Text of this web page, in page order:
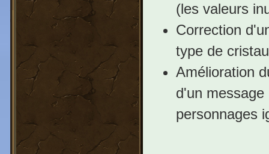
(les valeurs
Correction
type de
Amélioration
d'un
personnages